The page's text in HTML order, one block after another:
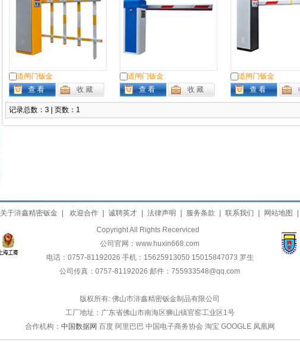
道闸门钣金 道闸门钣金 道闸门钣金
记录总数：3 | 页数：1
关于浒鑫精密钣金 欢迎合作 诚聘英才 法律声明 服务条款 联系我们 网站地图
Copyright All Rights Recerviced
公司官网：www.huxin668.com
电话：0757-81192026 手机：15625913050 15015847073 罗生
公司传真：0757-81192026 邮件：755933548@qq.com
版权所有: 佛山市浒鑫精密钣金制品有限公司
工厂地址：广东省佛山市南海区狮山镇官窑工业区1号
合作机构： 中国数据网 百度 阿里巴巴 中国电子商务协会 淘宝 GOOGLE 凤凰网